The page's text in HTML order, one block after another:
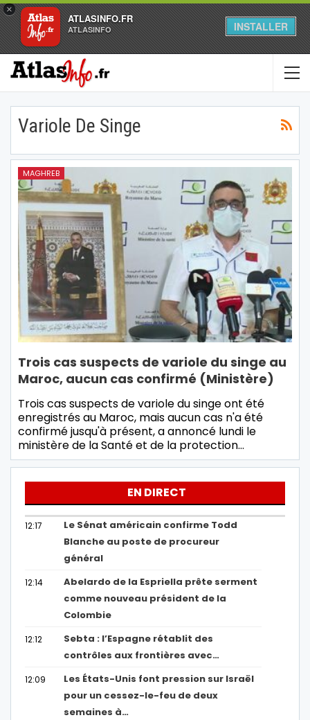
×
ATLASINFO.FR
ATLASINFO INSTALLER
Variole De Singe
MAGHREB
Trois cas suspects de variole du singe au
Maroc, aucun cas confirmé (Ministère)
Trois cas suspects de variole du singe ont été
enregistrés au Maroc, mais aucun cas n'a été
confirmé jusqu'à présent, a annoncé lundi le
ministère de la Santé et de la protection…
EN DIRECT
12:17
Le Sénat américain confirme Todd
Blanche au poste de procureur
général
12:14
Abelardo de la Espriella prête serment
comme nouveau président de la
Colombie
12:12
Sebta : l’Espagne rétablit des
contrôles aux frontières avec…
12:09
Les États-Unis font pression sur Israël
pour un cessez-le-feu de deux
semaines à…